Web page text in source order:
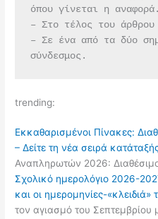
όπου γίνεται η αναφορά.
– Στο τέλος του
– Σε ένα από τα δύο
σύνδεσμος.
trending:
Εκκαθαρισμένοι Πίνακες:
– Δείτε τη νέα σειρά
Αναπληρωτών 2026:
Σχολικό ημερολόγιο 2026-
και οι ημερομηνίες-
τον αγιασμό του Σεπτεμβρίου